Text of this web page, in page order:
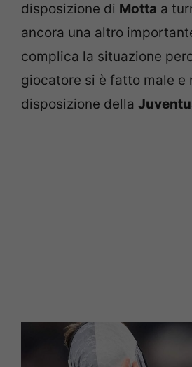
disposizione di Motta a
ancora una altro
complica la situazione
giocatore si è fatto male e
disposizione della